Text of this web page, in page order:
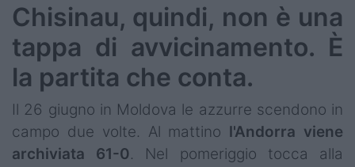
Chisinau, quindi, non è una
tappa di avvicinamento. È
la partita che conta.
Il 26 giugno in Moldova le azzurre scendono in
campo due volte. Al mattino l'Andorra viene
archiviata 61-0. Nel pomeriggio tocca alla